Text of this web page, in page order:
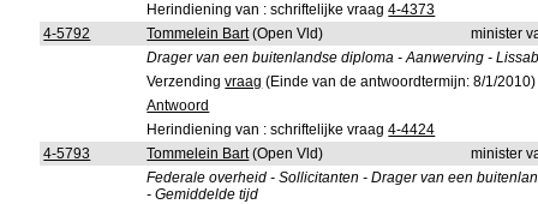
Herindiening van : schriftelijke vraag4-4373
4-5792
Tommelein Bart(Open Vld)
minister
Drager van een buitenlandse diploma - Aanwerving -
Verzendingvraag (Einde van de antwoordtermijn: 8/1/2010)
Antwoord
Herindiening van : schriftelijke vraag4-4424
4-5793
Tommelein Bart(Open Vld)
minister
Federale overheid - Sollicitanten - Drager van een
- Gemiddelde tijd